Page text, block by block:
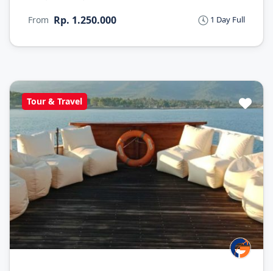
1 Day Full
From Rp. 1.250.000
Tour & Travel